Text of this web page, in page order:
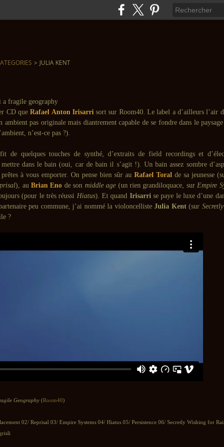
> JULIA KENT
CD queRafael Anton Irisarrisort sur Room40. Le label a d’ailleurs l’air
ambient pas originale mais diantrement capable de se fondre dans le paysage
n’est-ce pas ?).
de quelques touches de synthé, d’extraits de field recordings et
dans le bain (oui, car de bain il s’agit !). Un bain assez sombre
à vous emporter. On pense bien sûr au Rafael Toral de sa jeunesse
), auBrian Eno de son middle age (un rien grandiloquace, surEmpire
(pour le très réussi Hiatus). Et quand Irisarrise paye le luxe d’une
peu commune, j’ai nommé la violoncelliste Julia Kent(sur
?
Geography (Room40)
02/ Reprisal 03/ Empire Systems 04/ Hiatus 05/ Persistence 06/ Secretly Wishing for